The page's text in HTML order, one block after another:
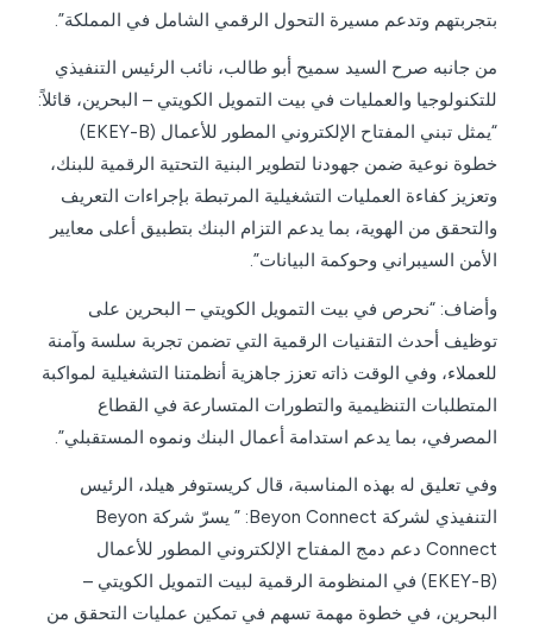
بتجربتهم وتدعم مسيرة التحول الرقمي الشامل في المملكة”.
من جانبه صرح السيد سميح أبو طالب، نائب الرئيس التنفيذي
للتكنولوجيا والعمليات في بيت التمويل الكويتي – البحرين، قائلاً:
“يمثل تبني المفتاح الإلكتروني المطور للأعمال (EKEY-B)
خطوة نوعية ضمن جهودنا لتطوير البنية التحتية الرقمية للبنك،
وتعزيز كفاءة العمليات التشغيلية المرتبطة بإجراءات التعريف
والتحقق من الهوية، بما يدعم التزام البنك بتطبيق أعلى معايير
الأمن السيبراني وحوكمة البيانات”.
وأضاف: “نحرص في بيت التمويل الكويتي – البحرين على
توظيف أحدث التقنيات الرقمية التي تضمن تجربة سلسة وآمنة
للعملاء، وفي الوقت ذاته تعزز جاهزية أنظمتنا التشغيلية لمواكبة
المتطلبات التنظيمية والتطورات المتسارعة في القطاع
المصرفي، بما يدعم استدامة أعمال البنك ونموه المستقبلي”.
وفي تعليق له بهذه المناسبة، قال كريستوفر هيلد، الرئيس
التنفيذي لشركة Beyon Connect: ” يسرّ شركة Beyon
Connect دعم دمج المفتاح الإلكتروني المطور للأعمال
(EKEY-B) في المنظومة الرقمية لبيت التمويل الكويتي –
البحرين، في خطوة مهمة تسهم في تمكين عمليات التحقق من